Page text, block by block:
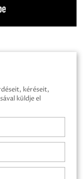
kéréseit,
küldje el